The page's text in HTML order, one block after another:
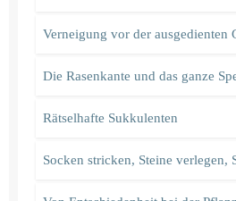
Verneigung vor der ausgedienten
Die Rasenkante und das ganze
Rätselhafte Sukkulenten
Socken stricken, Steine verlegen,